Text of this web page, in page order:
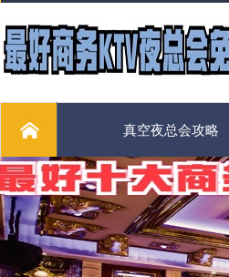
真空夜总会攻略